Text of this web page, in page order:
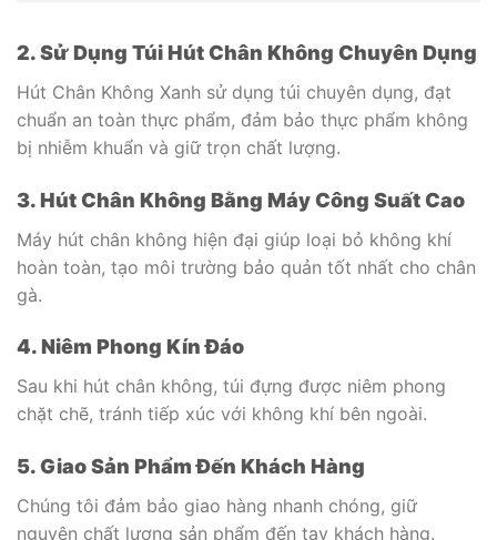
2. Sử Dụng Túi Hút Chân Không Chuyên Dụng
Hút Chân Không Xanh sử dụng túi chuyên dụng, đạt
chuẩn an toàn thực phẩm, đảm bảo thực phẩm không
bị nhiễm khuẩn và giữ trọn chất lượng.
3. Hút Chân Không Bằng Máy Công Suất Cao
Máy hút chân không hiện đại giúp loại bỏ không khí
hoàn toàn, tạo môi trường bảo quản tốt nhất cho chân
gà.
4. Niêm Phong Kín Đáo
Sau khi hút chân không, túi đựng được niêm phong
chặt chẽ, tránh tiếp xúc với không khí bên ngoài.
5. Giao Sản Phẩm Đến Khách Hàng
Chúng tôi đảm bảo giao hàng nhanh chóng, giữ
nguyên chất lượng sản phẩm đến tay khách hàng.